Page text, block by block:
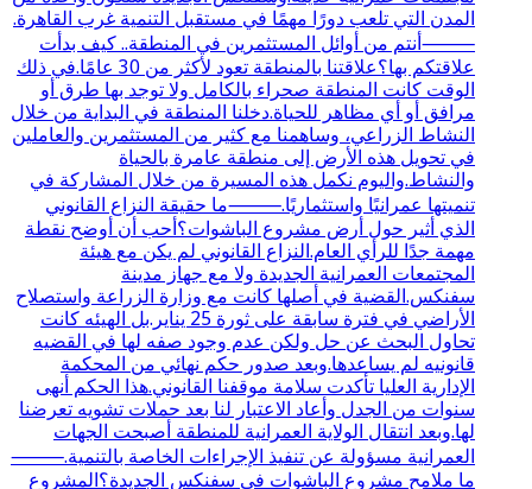
المدن التي تلعب دورًا مهمًا في مستقبل التنمية غرب القاهرة.
⸻أنتم من أوائل المستثمرين في المنطقة.. كيف بدأت
علاقتكم بها؟علاقتنا بالمنطقة تعود لأكثر من 30 عامًا.في ذلك
الوقت كانت المنطقة صحراء بالكامل ولا توجد بها طرق أو
مرافق أو أي مظاهر للحياة.دخلنا المنطقة في البداية من خلال
النشاط الزراعي، وساهمنا مع كثير من المستثمرين والعاملين
في تحويل هذه الأرض إلى منطقة عامرة بالحياة
والنشاط.واليوم نكمل هذه المسيرة من خلال المشاركة في
تنميتها عمرانيًا واستثماريًا.⸻ما حقيقة النزاع القانوني
الذي أثير حول أرض مشروع الباشوات؟أحب أن أوضح نقطة
مهمة جدًا للرأي العام.النزاع القانوني لم يكن مع هيئة
المجتمعات العمرانية الجديدة ولا مع جهاز مدينة
سفنكس.القضية في أصلها كانت مع وزارة الزراعة واستصلاح
الأراضي في فترة سابقة على ثورة 25 يناير.بل الهيئه كانت
تحاول البحث عن حل ولكن عدم وجود صفه لها في القضيه
قانونيه لم يساعدها.وبعد صدور حكم نهائي من المحكمة
الإدارية العليا تأكدت سلامة موقفنا القانوني.هذا الحكم أنهى
سنوات من الجدل وأعاد الاعتبار لنا بعد حملات تشويه تعرضنا
لها.وبعد انتقال الولاية العمرانية للمنطقة أصبحت الجهات
العمرانية مسؤولة عن تنفيذ الإجراءات الخاصة بالتنمية.⸻
ما ملامح مشروع الباشوات في سفنكس الجديدة؟المشروع